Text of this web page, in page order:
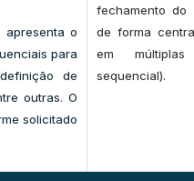
apresenta o
para
de
outras. O
solicitado
fechamento do
de forma
em
sequencial).